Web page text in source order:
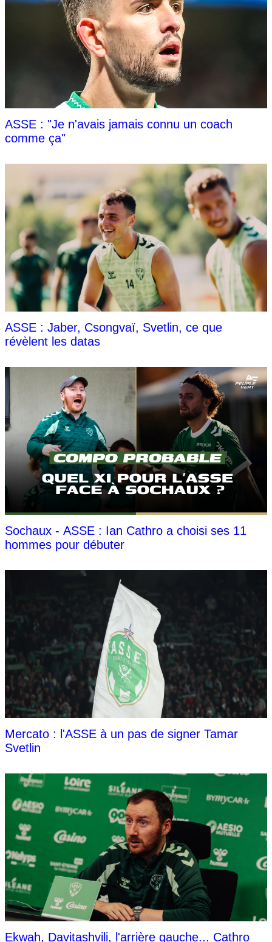
ASSE : "Je n'avais jamais connu un coach
comme ça"
ASSE : Jaber, Csongvaï, Svetlin, ce que
révèlent les datas
Sochaux - ASSE : Ian Cathro a choisi ses 11
hommes pour débuter
Mercato : l'ASSE à un pas de signer Tamar
Svetlin
Ekwah, Davitashvili, l'arrière gauche... Cathro